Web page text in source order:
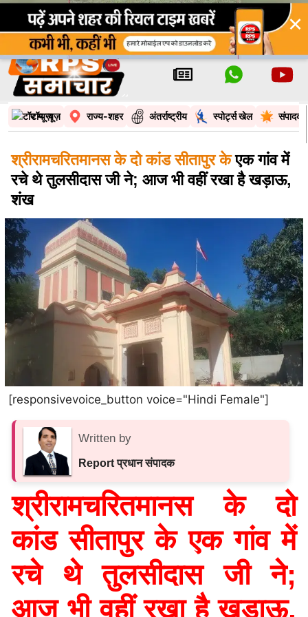
×
टॉप न्यूज़ राज्य-शहर अंतर्राष्ट्रीय स्पोर्ट्स खेल
श्रीरामचरितमानस के दो कांड सीतापुर केएक गांव में
रचे थे तुलसीदास जी ने; आज भी वहीं रखा है खड़ाऊ,
शंख
[responsivevoice_button voice="Hindi Female"]
Written by
Report प्रधान संपादक
श्रीरामचरितमानस के दो
कांड सीतापुर के एक गांव में
रचे थे तुलसीदास जी ने;
आज भी वहीं रखा है खड़ाऊ,